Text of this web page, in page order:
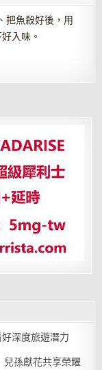
把魚殺好後，用
入味。
深度旅遊潛力
孫獻花共享榮耀